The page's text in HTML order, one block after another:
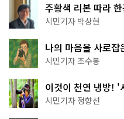
주황색 리본 따라
서울둘레길 15코스
시민기자 박상현
나의 마음을 사로
상작 공개!
시민기자 조수봉
이것이 천연 냉방! '
나볼까
시민기자 정향선